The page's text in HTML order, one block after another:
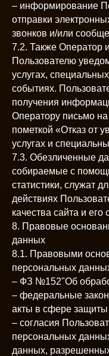
– информирование
отправки
звонков и/или
7.2. Также Оператор
Пользователю
услугах,
событиях.
получения
Оператору письмо
пометкой «Отказ от
услугах и
7.3. Обезличенные
собираемые с
статистики, служат
действиях
качества сайта и его
8. Правовые
данных
8.1. Правовыми
персональных
– ФЗ №152"Об
– федеральные
акты в сфере
– согласия
персональных
данных,